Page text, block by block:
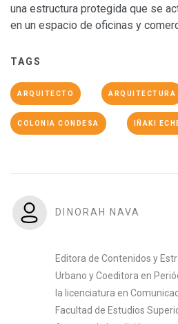
una estructura protegida que se
en un espacio de oficinas y
TAGS
ARQUITECTO ARQUITECTURA
COLONIA CONDESA IÑAKI
DINORAH NAVA
Editora de Contenidos y
Urbano y Coeditora en
la licenciatura en
Facultad de Estudios